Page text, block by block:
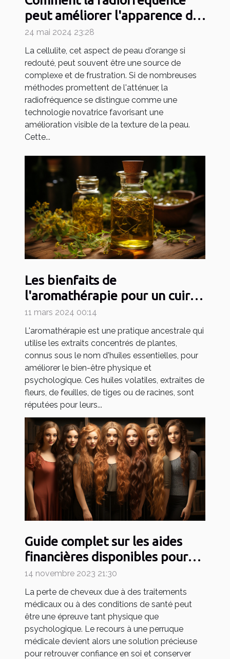
peut améliorer l'apparence de
la cellulite et raffermir la peau
24 mai 2024 23:28
La cellulite, cet aspect de peau d'orange si
redouté, peut souvent être une source de
complexe et de frustration. Si de nombreuses
méthodes promettent de l'atténuer, la
radiofréquence se distingue comme une
technologie novatrice favorisant une
amélioration visible de la texture de la peau.
Cette...
Les bienfaits de
l'aromathérapie pour un cuir
chevelu sain
11 mars 2024 00:14
L'aromathérapie est une pratique ancestrale qui
utilise les extraits concentrés de plantes,
connus sous le nom d'huiles essentielles, pour
améliorer le bien-être physique et
psychologique. Ces huiles volatiles, extraites de
fleurs, de feuilles, de tiges ou de racines, sont
réputées pour leurs...
Guide complet sur les aides
financières disponibles pour
l'achat de perruques médicales
14 novembre 2023 21:30
La perte de cheveux due à des traitements
médicaux ou à des conditions de santé peut
être une épreuve tant physique que
psychologique. Le recours à une perruque
médicale devient alors une solution précieuse
pour retrouver confiance en soi et conserver